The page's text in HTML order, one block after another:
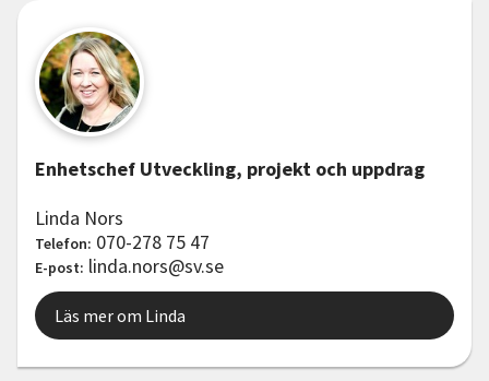
Enhetschef Utveckling, projekt och uppdrag
Linda Nors
Telefon: 070-278 75 47
E-post: linda.nors@sv.se
Läs mer om Linda